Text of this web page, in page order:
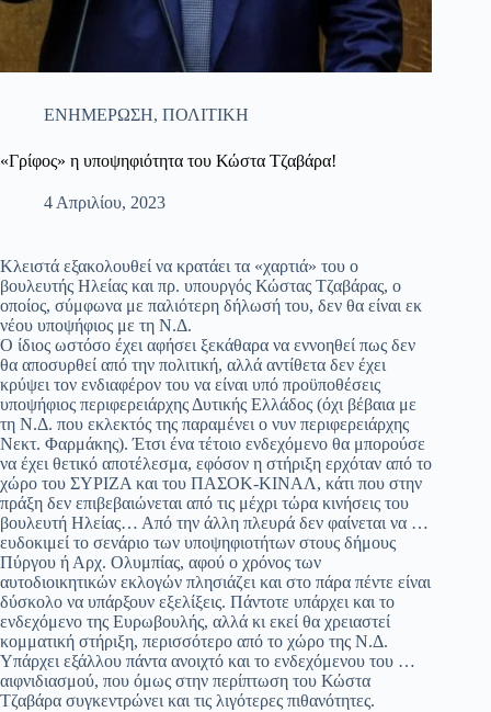
ΕΝΗΜΕΡΩΣΗ, ΠΟΛΙΤΙΚΗ
«Γρίφος» η υποψηφιότητα του Κώστα Τζαβάρα!
4 Απριλίου, 2023
Κλειστά εξακολουθεί να κρατάει τα «χαρτιά» του ο
βουλευτής Ηλείας και πρ. υπουργός Κώστας Τζαβάρας, ο
οποίος, σύμφωνα με παλιότερη δήλωσή του, δεν θα είναι εκ
νέου υποψήφιος με τη Ν.Δ.
Ο ίδιος ωστόσο έχει αφήσει ξεκάθαρα να εννοηθεί πως δεν
θα αποσυρθεί από την πολιτική, αλλά αντίθετα δεν έχει
κρύψει τον ενδιαφέρον του να είναι υπό προϋποθέσεις
υποψήφιος περιφερειάρχης Δυτικής Ελλάδος (όχι βέβαια με
τη Ν.Δ. που εκλεκτός της παραμένει ο νυν περιφερειάρχης
Νεκτ. Φαρμάκης). Έτσι ένα τέτοιο ενδεχόμενο θα μπορούσε
να έχει θετικό αποτέλεσμα, εφόσον η στήριξη ερχόταν από το
χώρο του ΣΥΡΙΖΑ και του ΠΑΣΟΚ-ΚΙΝΑΛ, κάτι που στην
πράξη δεν επιβεβαιώνεται από τις μέχρι τώρα κινήσεις του
βουλευτή Ηλείας… Από την άλλη πλευρά δεν φαίνεται να …
ευδοκιμεί το σενάριο των υποψηφιοτήτων στους δήμους
Πύργου ή Αρχ. Ολυμπίας, αφού ο χρόνος των
αυτοδιοικητικών εκλογών πλησιάζει και στο πάρα πέντε είναι
δύσκολο να υπάρξουν εξελίξεις. Πάντοτε υπάρχει και το
ενδεχόμενο της Ευρωβουλής, αλλά κι εκεί θα χρειαστεί
κομματική στήριξη, περισσότερο από το χώρο της Ν.Δ.
Υπάρχει εξάλλου πάντα ανοιχτό και το ενδεχόμενου του …
αιφνιδιασμού, που όμως στην περίπτωση του Κώστα
Τζαβάρα συγκεντρώνει και τις λιγότερες πιθανότητες.